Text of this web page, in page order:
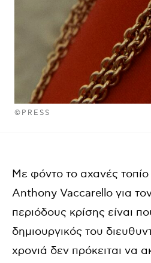
©PRESS
Με φόντο το αχανές
Anthony Vaccarello για
περιόδους κρίσης είναι
δημιουργικός του
χρονιά δεν πρόκειται να